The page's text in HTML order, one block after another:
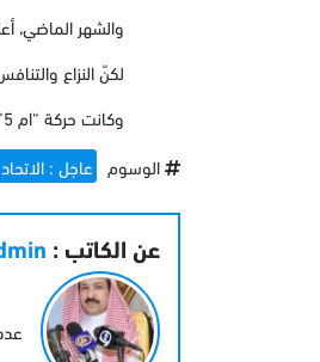
والشهر الماضي،
لكنّ النزاع والتنافس السياسي
وكانت حركة “ام 5” المعارضة دعت الشهر الجاري إلى حل المجلس الانتقالي، مطالبة بتشكيل هيئة “أكثر شرعية والتزاما بالقانون”.
الوسوم
عاجل :
عن الكاتب :
عدد